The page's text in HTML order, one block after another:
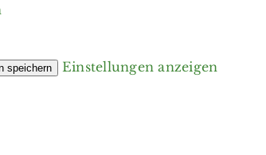
speichern Einstellungen anzeigen